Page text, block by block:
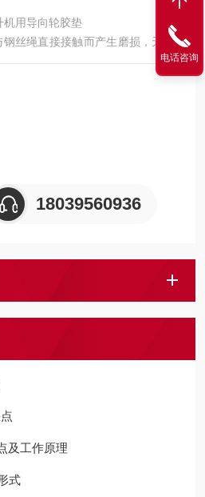
机用导向轮胶垫
丝绳直接接触而产生磨损，天轮衬
着比较重要的作用。
18039560936
及工作原理
式
电话咨询